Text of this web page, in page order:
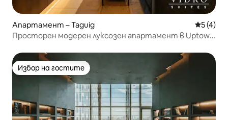
Апартамент – Taguig Средна
5 (4)
Просторен модерен луксозен апартамент в Uptown
Избор на гостите
Избор на гостите